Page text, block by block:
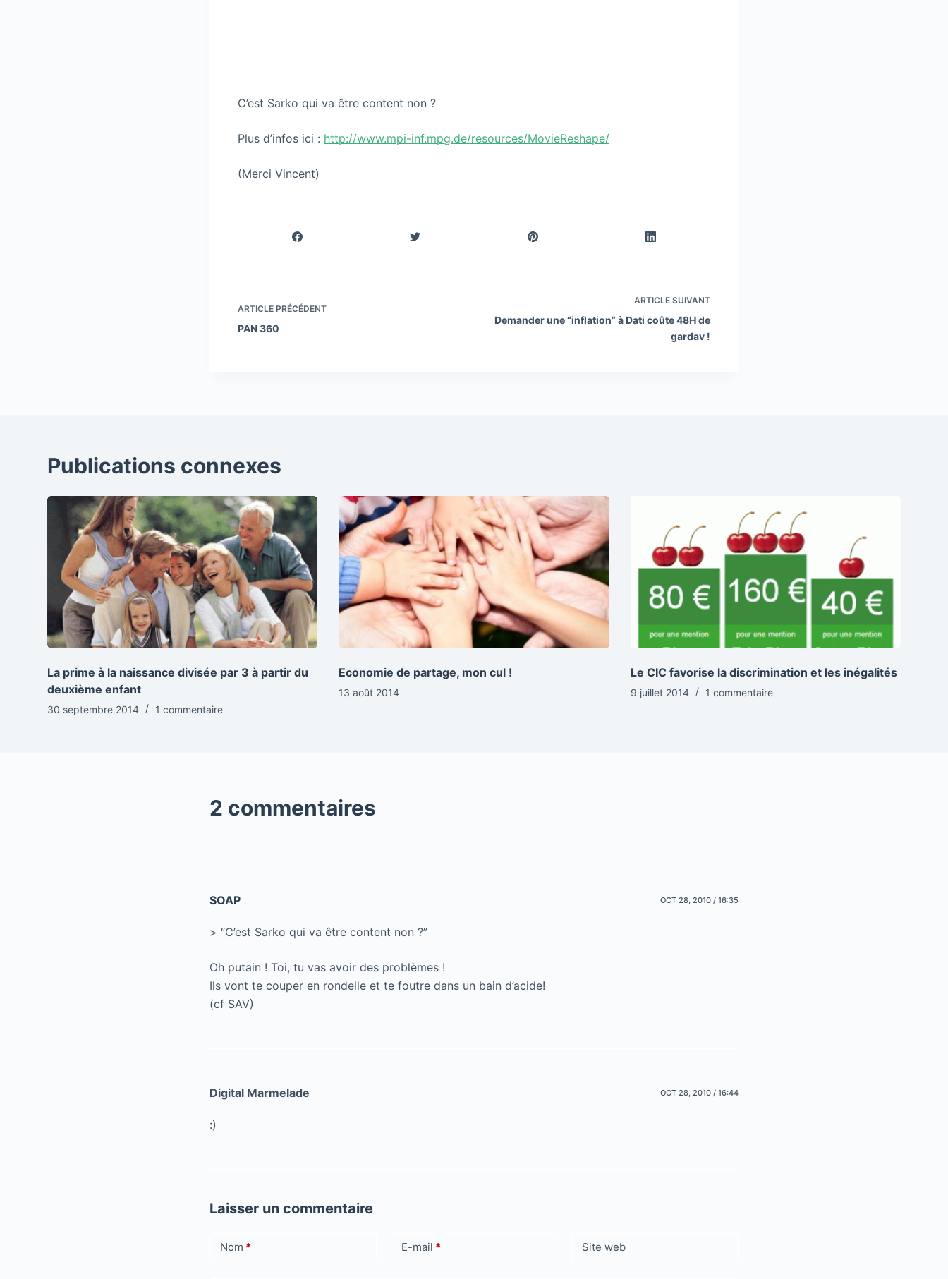
C’est Sarko qui va être content non ?
Plus d’infos ici : http://www.mpi-inf.mpg.de/resources/MovieReshape/
(Merci Vincent)
ARTICLE PRÉCÉDENT
PAN 360
ARTICLE SUIVANT
Demander une “inflation” à Dati coûte 48H de
gardav !
Publications connexes
La prime à la naissance divisée par 3 à partir du
deuxième enfant
30 septembre 2014 1 commentaire
Economie de partage, mon cul !
13 août 2014
Le CIC favorise la discrimination et les inégalités
9 juillet 2014 1 commentaire
2 commentaires
SOAP OCT 28, 2010 / 16:35
> “C’est Sarko qui va être content non ?”
Oh putain ! Toi, tu vas avoir des problèmes !
Ils vont te couper en rondelle et te foutre dans un bain d’acide!
(cf SAV)
Digital Marmelade OCT 28, 2010 / 16:44
:)
Laisser un commentaire
Nom * E-mail * Site web